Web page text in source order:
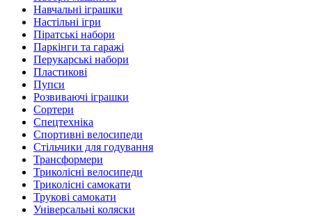
Навчальні іграшки
Настільні ігри
Піратські набори
Паркінги та гаражі
Перукарські набори
Пластикові
Пупси
Розвиваючі іграшки
Сортери
Спецтехніка
Спортивні велосипеди
Стільчики для годування
Трансформери
Триколісні велосипеди
Триколісні самокати
Трукові самокати
Універсальні коляски